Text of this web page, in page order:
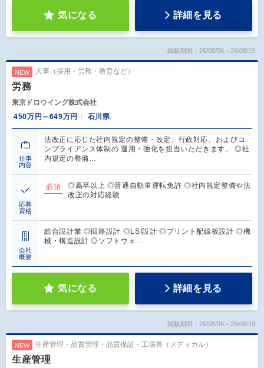
気になる 詳細を見る
掲載期間：26/08/06～26/08/19
NEW 人事（採用・労務・教育など）
労務
東京ドロウイング株式会社
450万円～649万円
石川県
仕事
内容
法改正に応じた社内規定の整備・改定、行政対応、およびコ
ンプライアンス体制の 運用・強化を担当いただきます。 ◎社
内規定の整備…
応募
資格
必須
◎高卒以上 ◎普通自動車運転免許 ◎社内規定整備や法
改正の対応経験
会社
概要
総合設計業 ◎回路設計 ◎LSI設計 ◎プリント配線板設計 ◎機
械・構造設計 ◎ソフトウェ…
気になる 詳細を見る
掲載期間：26/08/06～26/08/19
NEW 生産管理・品質管理・品質保証・工場長（メディカル）
生産管理